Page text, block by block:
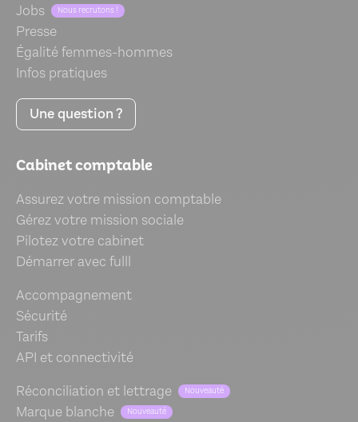
Jobs
Nous recrutons !
Presse
Égalité femmes-hommes
Infos pratiques
Une question ?
Cabinet comptable
Assurez votre mission comptable
Gérez votre mission sociale
Pilotez votre cabinet
Démarrer avec fulll
Accompagnement
Sécurité
Tarifs
API et connectivité
Réconciliation et lettrage
Nouveauté
Marque blanche Nouveauté